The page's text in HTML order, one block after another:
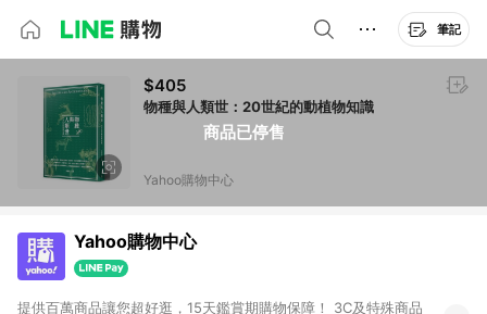
筆記
商品已停售
$405
物種與人類世：20世紀的動植物知識
Yahoo購物中心
Yahoo購物中心
提供百萬商品讓您超好逛，15天鑑賞期購物保障！ 3C及特殊商品